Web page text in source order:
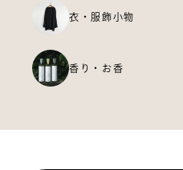
衣・服飾小物
香り・お香